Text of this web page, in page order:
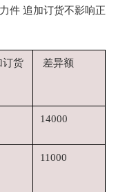
件 追加订货不影响正
订货 差异额
14000
11000